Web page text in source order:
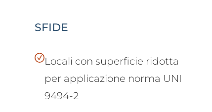
SFIDE
Locali con superficie ridotta
per applicazione norma UNI
9494-2